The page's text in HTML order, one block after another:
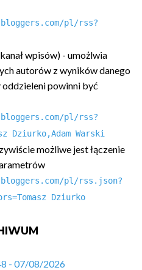
pl/rss?
wpisów) - umożlwia
autorów z wyników danego
powinni być
pl/rss?
Dziurko,Adam Warski
możliwe jest łączenie
pl/rss.json?
Dziurko
- 07/08/2026